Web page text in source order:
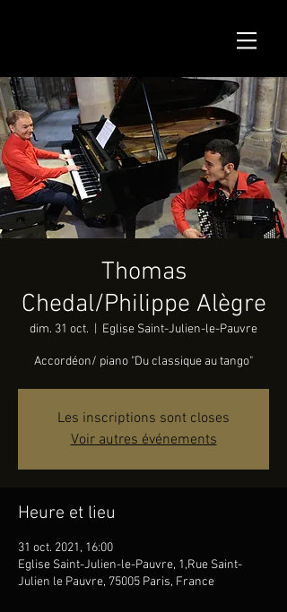
Thomas
Chedal/Philippe Alègre
dim. 31 oct. Eglise Saint-Julien-le-Pauvre
Accordéon/ piano "Du classique au tango"
Les inscriptions sont closes
Voir autres événements
Heure et lieu
31 oct. 2021, 16:00
Eglise Saint-Julien-le-Pauvre, 1,Rue Saint-
Julien le Pauvre, 75005 Paris, France